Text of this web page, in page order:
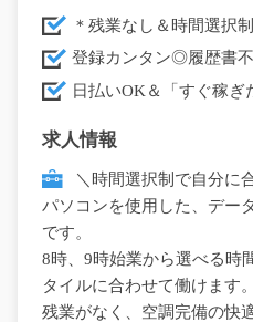
＊残業なし＆時間選択
登録カンタン◎履歴書
日払いOK＆「すぐ稼ぎ
求人情報
＼時間選択制で自分に
パソコンを使用した、デー
です。
8時、9時始業から選べる時
タイルに合わせて働けます。
残業がなく、空調完備の快